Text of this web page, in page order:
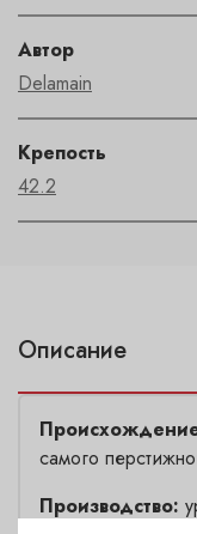
Автор
Delamain
Крепость
42.2
Описание
самого
Производство: